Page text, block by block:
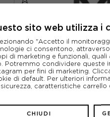
sito web utilizza i
"Accetto il
ci consentono,
di marketing e funzionali,
Potremmo condividere queste
per fini di marketing.
di default. Per ulteriori
sicurezza, caratteristiche carrello
CHIUDI